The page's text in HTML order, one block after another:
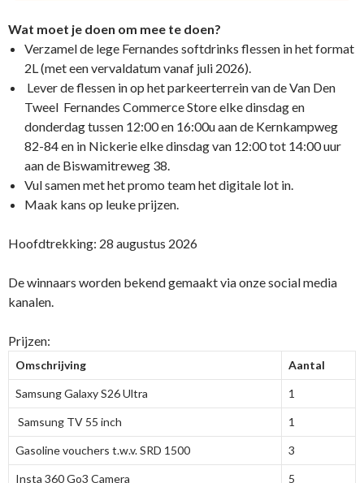
Wat moet je doen om mee te doen?
Verzamel de lege Fernandes softdrinks flessen in het format
2L (met een vervaldatum vanaf juli 2026).
Lever de flessen in op het parkeerterrein van de Van Den
Tweel Fernandes Commerce Store elke dinsdag en
donderdag tussen 12:00 en 16:00u aan de Kernkampweg
82-84 en in Nickerie elke dinsdag van 12:00 tot 14:00 uur
aan de Biswamitreweg 38.
Vul samen met het promo team het digitale lot in.
Maak kans op leuke prijzen.
Hoofdtrekking: 28 augustus 2026
De winnaars worden bekend gemaakt via onze social media
kanalen.
Prijzen:
Omschrijving Aantal
Samsung Galaxy S26 Ultra 1
Samsung TV 55 inch 1
Gasoline vouchers t.w.v. SRD 1500 3
Insta 360 Go3 Camera 5